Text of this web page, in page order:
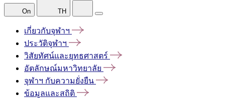
On TH
เกี่ยวกับจุฬาฯ
ประวัติจุฬาฯ
วิสัยทัศน์และยุทธศาสตร์
อัตลักษณ์มหาวิทยาลัย
จุฬาฯ กับความยั่งยืน
ข้อมูลและสถิติ